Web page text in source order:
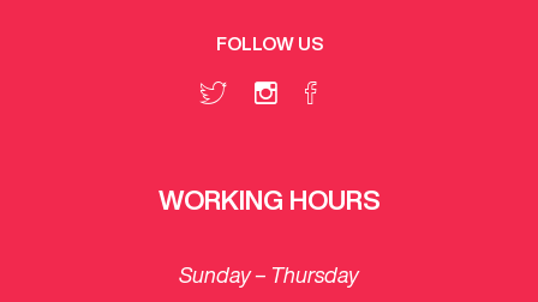
FOLLOW US
WORKING HOURS
Sunday – Thursday